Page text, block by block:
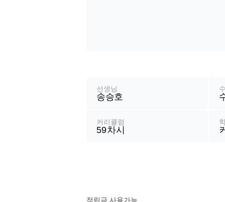
선생님
송승호
커리큘럼
59차시
적립금 사용가능